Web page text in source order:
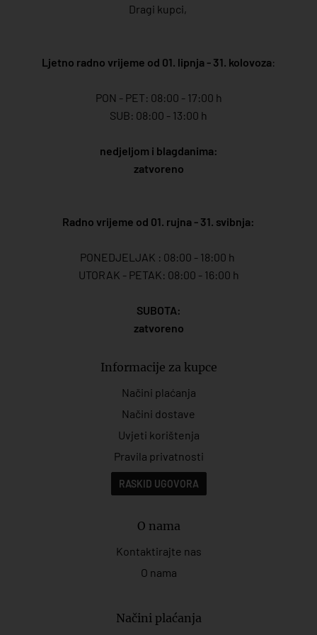
Dragi kupci,
Ljetno radno vrijeme od 01. lipnja - 31. kolovoza:
PON - PET: 08:00 - 17:00 h
SUB: 08:00 - 13:00 h
nedjeljom i blagdanima:
zatvoreno
Radno vrijeme od 01. rujna - 31. svibnja:
PONEDJELJAK : 08:00 - 18:00 h
UTORAK - PETAK: 08:00 - 16:00 h
SUBOTA:
zatvoreno
Informacije za kupce
Načini plaćanja
Načini dostave
Uvjeti korištenja
Pravila privatnosti
RASKID UGOVORA
O nama
Kontaktirajte nas
O nama
Načini plaćanja